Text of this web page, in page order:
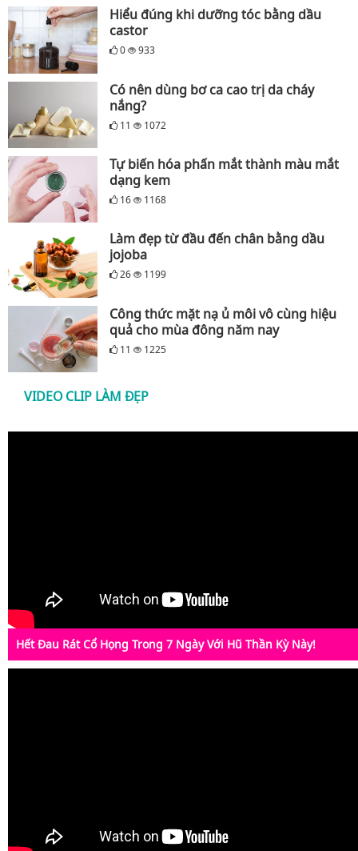
Hiểu đúng khi dưỡng tóc bằng dầu
castor
0 933
Có nên dùng bơ ca cao trị da cháy
nắng?
11 1072
Tự biến hóa phấn mắt thành màu mắt
dạng kem
16 1168
Làm đẹp từ đầu đến chân bằng dầu
jojoba
26 1199
Công thức mặt nạ ủ môi vô cùng hiệu
quả cho mùa đông năm nay
11 1225
VIDEO CLIP LÀM ĐẸP
Hết Đau Rát Cổ Họng Trong 7 Ngày Với Hũ Thần Kỳ Này!